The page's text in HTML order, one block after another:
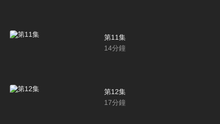
第11集
14分鐘
第12集
17分鐘